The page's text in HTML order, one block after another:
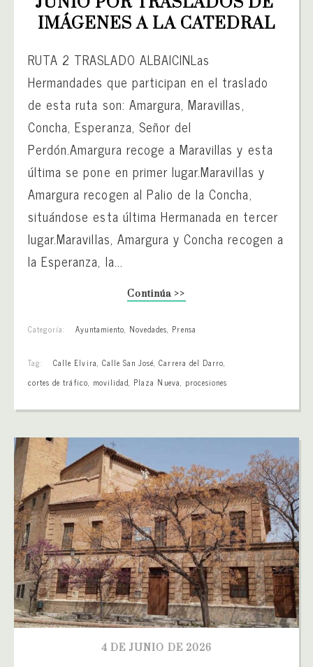
IMÁGENES A LA CATEDRAL
RUTA 2 TRASLADO ALBAICINLas
Hermandades que participan en el traslado
de esta ruta son: Amargura, Maravillas,
Concha, Esperanza, Señor del
Perdón.Amargura recoge a Maravillas y esta
última se pone en primer lugar.Maravillas y
Amargura recogen al Palio de la Concha,
situándose esta última Hermanada en tercer
lugar.Maravillas, Amargura y Concha recogen a
la Esperanza, la...
Continúa >>
Categoría: Ayuntamiento, Novedades, Prensa
Tag: Calle Elvira, Calle San José,Carrera del Darro,
cortes de tráfico, movilidad, Plaza Nueva, procesiones
4 DE JUNIO DE 2026